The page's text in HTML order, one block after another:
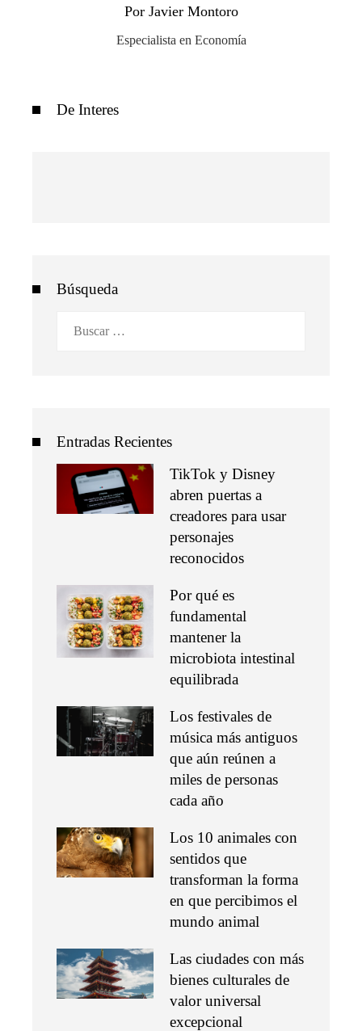
Por Javier Montoro
Especialista en Economía
De Interes
Búsqueda
Entradas Recientes
TikTok y Disney
abren puertas a
creadores para usar
personajes
reconocidos
Por qué es
fundamental
mantener la
microbiota intestinal
equilibrada
Los festivales de
música más antiguos
que aún reúnen a
miles de personas
cada año
Los 10 animales con
sentidos que
transforman la forma
en que percibimos el
mundo animal
Las ciudades con más
bienes culturales de
valor universal
excepcional